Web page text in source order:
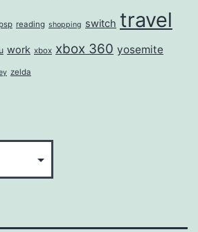
psp reading shopping switch travel
work xbox xbox 360 yosemite
zelda